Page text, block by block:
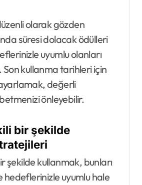
olarak gözden
süresi dolacak ödülleri
uyumlu olanları
kullanma tarihleri için
değerli
önleyebilir.
bir şekilde
şekilde kullanmak, bunları
hedeflerinizle uyumlu hale